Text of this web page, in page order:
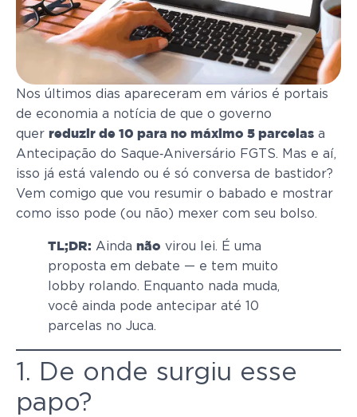
Nos últimos dias apareceram em vários é portais
de economia a notícia de que o governo
quer reduzir de 10 para no máximo 5 parcelas a
Antecipação do Saque‑Aniversário FGTS. Mas e aí,
isso já está valendo ou é só conversa de bastidor?
Vem comigo que vou resumir o babado e mostrar
como isso pode (ou não) mexer com seu bolso.
TL;DR: Ainda não virou lei. É uma
proposta em debate — e tem muito
lobby rolando. Enquanto nada muda,
você ainda pode antecipar até 10
parcelas no Juca.
1. De onde surgiu esse
papo?